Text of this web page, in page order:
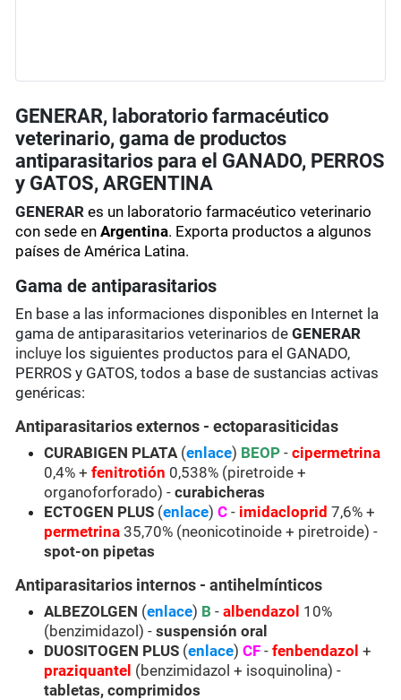
GENERAR, laboratorio farmacéutico
veterinario, gama de productos
antiparasitarios para el GANADO, PERROS
y GATOS, ARGENTINA
GENERAR es un laboratorio farmacéutico veterinario
con sede enArgentina. Exporta productos a algunos
países de América Latina.
Gama de antiparasitarios
En base a las informaciones disponibles en Internet la
gama de antiparasitarios veterinarios deGENERAR
incluye los siguientes productos para el GANADO,
PERROS y GATOS, todos a base de sustancias activas
genéricas:
Antiparasitarios externos - ectoparasiticidas
CURABIGEN PLATA (enlace) BEOP -cipermetrina
0,4% +fenitrotión 0,538% (piretroide +
organoforforado) -curabicheras
ECTOGEN PLUS (enlace)C- imidacloprid7,6% +
permetrina 35,70% (neonicotinoide + piretroide) -
spot-on pipetas
Antiparasitarios internos - antihelmínticos
ALBEZOLGEN (enlace) B -albendazol 10%
(benzimidazol) -suspensión oral
DUOSITOGEN PLUS (enlace)CF-fenbendazol +
praziquantel (benzimidazol + isoquinolina) -
tabletas, comprimidos